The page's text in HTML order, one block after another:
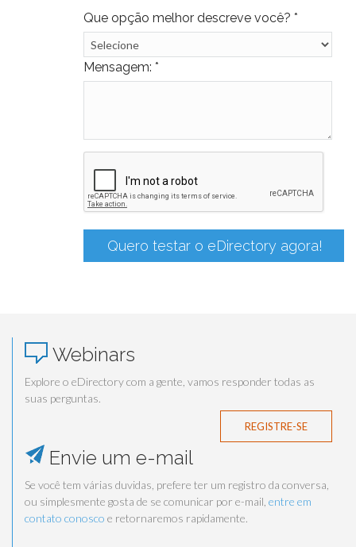
Que opção melhor descreve você? *
Mensagem: *
Quero testar o eDirectory agora!
Webinars
Explore o eDirectory com a gente, vamos responder todas as
suas perguntas.
REGISTRE-SE
Envie um e-mail
Se você tem várias duvidas, prefere ter um registro da conversa,
ou simplesmente gosta de se comunicar por e-mail, entre em
contato conosco e retornaremos rapidamente.